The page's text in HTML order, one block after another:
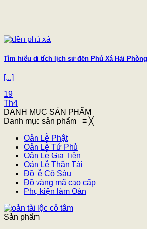
Tìm hiểu di tích lịch sử đền Phú Xá Hải Phòng
[...]
19
Th4
DANH MỤC SẢN PHẨM
Danh mục sản phẩm ≡ ╳
Oản Lễ Phật
Oản Lễ Tứ Phủ
Oản Lễ Gia Tiên
Oản Lễ Thần Tài
Đồ lễ Cô Sáu
Đồ vàng mã cao cấp
Phụ kiện làm Oản
Sản phẩm